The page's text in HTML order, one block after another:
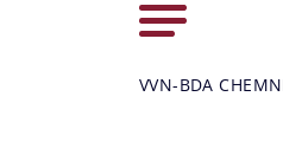
VVN-BDA